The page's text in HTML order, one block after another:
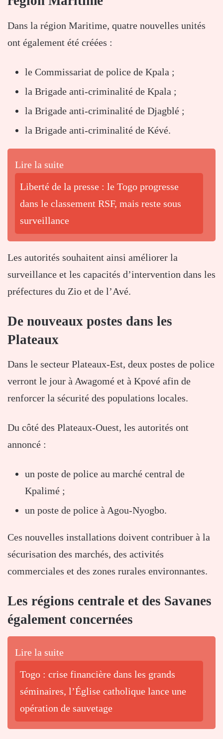
Dans la région Maritime, quatre nouvelles unités
ont également été créées :
le Commissariat de police de Kpala ;
la Brigade anti-criminalité de Kpala ;
la Brigade anti-criminalité de Djagblé ;
la Brigade anti-criminalité de Kévé.
Lire la suite
Liberté de la presse : le Togo progresse
dans le classement RSF, mais reste sous
surveillance
Les autorités souhaitent ainsi améliorer la
surveillance et les capacités d’intervention dans les
préfectures du Zio et de l’Avé.
De nouveaux postes dans les
Plateaux
Dans le secteur Plateaux-Est, deux postes de police
verront le jour à Awagomé et à Kpové afin de
renforcer la sécurité des populations locales.
Du côté des Plateaux-Ouest, les autorités ont
annoncé :
un poste de police au marché central de
Kpalimé ;
un poste de police à Agou-Nyogbo.
Ces nouvelles installations doivent contribuer à la
sécurisation des marchés, des activités
commerciales et des zones rurales environnantes.
Les régions centrale et des Savanes
également concernées
Lire la suite
Togo : crise financière dans les grands
séminaires, l’Église catholique lance une
opération de sauvetage